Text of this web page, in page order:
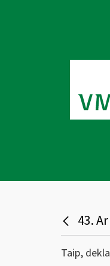
43.
Taip,